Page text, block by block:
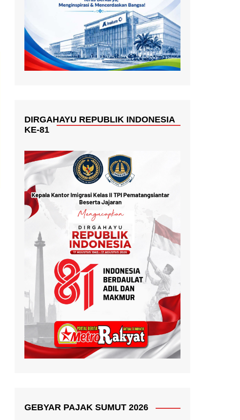
DIRGAHAYU REPUBLIK INDONESIA
KE-81
GEBYAR PAJAK SUMUT 2026